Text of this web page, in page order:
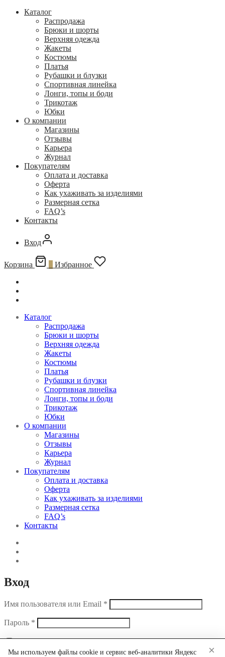
Каталог
Распродажа
Брюки и шорты
Верхняя одежда
Жакеты
Костюмы
Платья
Рубашки и блузки
Спортивная линейка
Лонги, топы и боди
Трикотаж
Юбки
О компании
Магазины
Отзывы
Карьера
Журнал
Покупателям
Оплата и доставка
Оферта
Как ухаживать за изделиями
Размерная сетка
FAQ’s
Контакты
Вход
Корзина Избранное
Каталог
Распродажа
Брюки и шорты
Верхняя одежда
Жакеты
Костюмы
Платья
Рубашки и блузки
Спортивная линейка
Лонги, топы и боди
Трикотаж
Юбки
О компании
Магазины
Отзывы
Карьера
Журнал
Покупателям
Оплата и доставка
Оферта
Как ухаживать за изделиями
Размерная сетка
FAQ’s
Контакты
Вход
Имя пользователя или Email *
Пароль *
Запомнить меня Забыли свой пароль?
×
Мы используем файлы cookie и сервис веб-аналитики Яндекс